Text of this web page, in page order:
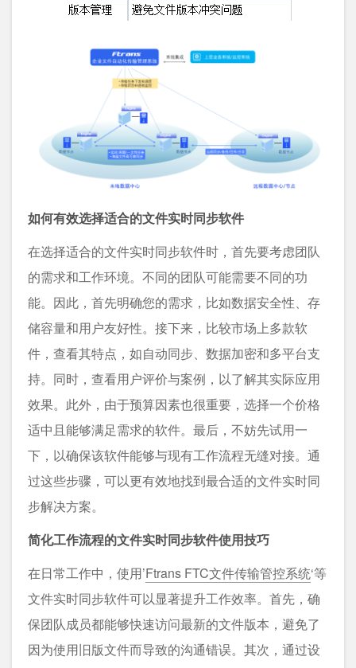
如何有效选择适合的文件实时同步软件
在选择适合的文件实时同步软件时，首先要考虑团队
的需求和工作环境。不同的团队可能需要不同的功
能。因此，首先明确您的需求，比如数据安全性、存
储容量和用户友好性。接下来，比较市场上多款软
件，查看其特点，如自动同步、数据加密和多平台支
持。同时，查看用户评价与案例，以了解其实际应用
效果。此外，由于预算因素也很重要，选择一个价格
适中且能够满足需求的软件。最后，不妨先试用一
下，以确保该软件能够与现有工作流程无缝对接。通
过这些步骤，可以更有效地找到最合适的文件实时同
步解决方案。
简化工作流程的文件实时同步软件使用技巧
在日常工作中，使用’Ftrans FTC文件传输管控系统‘等
文件实时同步软件可以显著提升工作效率。首先，确
保团队成员都能够快速访问最新的文件版本，避免了
因为使用旧版文件而导致的沟通错误。其次，通过设